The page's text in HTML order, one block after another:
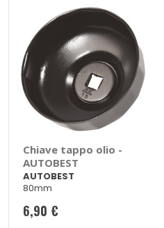
Chiave tappo olio -
AUTOBEST
AUTOBEST
80mm
6,90 €